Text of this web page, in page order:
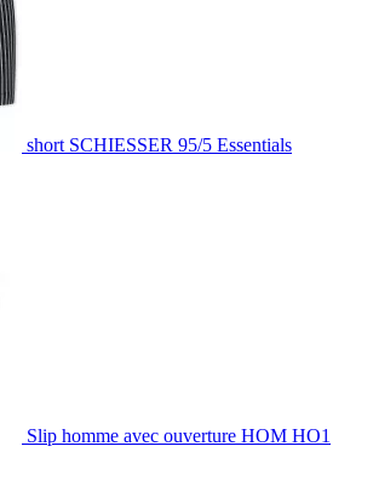
short SCHIESSER 95/5 Essentials
Slip homme avec ouverture HOM HO1